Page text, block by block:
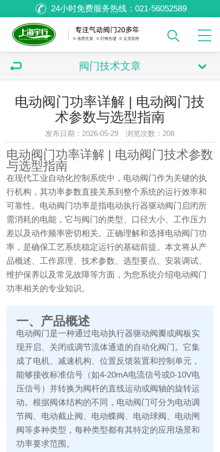
24小时免费服务热线： 021-56052589
阀门技术文章
电动阀门功率详解 | 电动阀门技
术参数与选型指南
发布日期：2026-05-29 浏览次数： 208
电动阀门功率详解 | 电动阀门技术参数
与选型指南
在现代工业自动化控制系统中，电动阀门作为关键的执
行机构，其功率参数直接关系到整个系统的运行效率和
可靠性。电动阀门功率是指电动执行器驱动阀门启闭所
需消耗的电能，它与阀门的类型、口径大小、工作压力
差以及动作频率密切相关。正确理解和选择电动阀门功
率，是确保工艺系统稳定运行的基础前提。本文将从产
品概述、工作原理、技术参数、选型要点、安装调试、
维护保养以及常见故障等方面，为您系统介绍电动阀门
功率相关的专业知识。
一、产品概述
电动阀门是一种通过电动执行器驱动阀瓣或阀板实
现开启、关闭或调节流体通道的自动化阀门。它集
成了电机、减速机构、位置反馈装置和控制单元，
能够接收标准信号（如4-20mA电流信号或0-10V电
压信号）并转换为阀杆的直线运动或阀轴的旋转运
动。根据阀体结构的不同，电动阀门可分为电动调
节阀、电动截止阀、电动蝶阀、电动球阀、电动闸
阀等多种类型，每种类型都有其特定的应用场景和
功率要求范围。